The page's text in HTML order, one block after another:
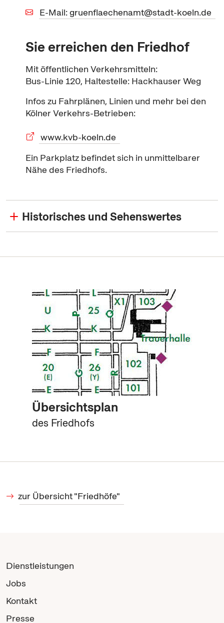
E-Mail: gruenflaechenamt@stadt-koeln.de
Sie erreichen den Friedhof
Mit öffentlichen Verkehrsmitteln:
Bus-Linie 120, Haltestelle: Hackhauser Weg
Infos zu Fahrplänen, Linien und mehr bei den
Kölner Verkehrs-Betrieben:
www.kvb-koeln.de
Ein Parkplatz befindet sich in unmittelbarer
Nähe des Friedhofs.
Historisches und Sehenswertes
Übersichtsplan
des Friedhofs
zur Übersicht "Friedhöfe"
Dienstleistungen
Jobs
Kontakt
Presse